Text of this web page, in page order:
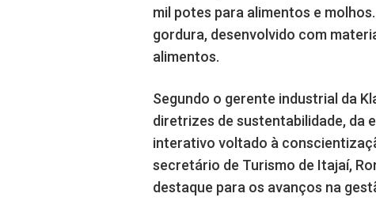
mil potes para alimentos e
gordura, desenvolvido com
alimentos.
Segundo o gerente industrial da
diretrizes de sustentabilidade, da
interativo voltado à
secretário de Turismo de Itajaí,
destaque para os avanços na